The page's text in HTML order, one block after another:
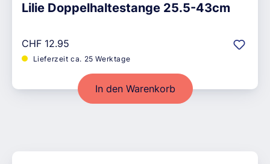
Lilie Doppelhaltestange 25.5-43cm
Regulärer Preis:
CHF 12.95
Lieferzeit ca. 25 Werktage
In den Warenkorb